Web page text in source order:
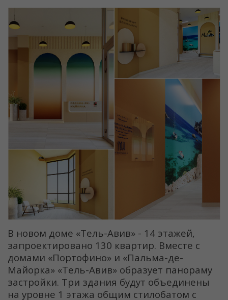
В новом доме «Тель-Авив» - 14 этажей,
запроектировано 130 квартир. Вместе с
домами «Портофино» и «Пальма-де-
Майорка» «Тель-Авив» образует панораму
застройки. Три здания будут объединены
на уровне 1 этажа общим стилобатом с